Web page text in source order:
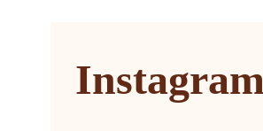
Instagram